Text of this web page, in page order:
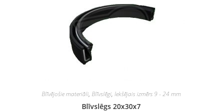
Blīvējošie materiāli, Blīvslēgi, Iekšējais izmērs 9 - 24 mm
Blīvslēgs 20x30x7